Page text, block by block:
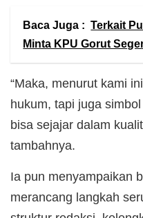
Baca Juga : Terkait
Minta KPU Gorut
“Maka, menurut kami
hukum, tapi juga
bisa sejajar dalam
tambahnya.
Ia pun menyampaikan
merancang langkah